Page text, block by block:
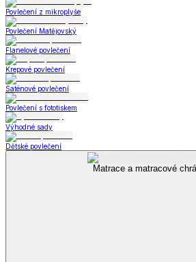
Povlečení z mikroplyše
Povlečení Matějovský
Flanelové povlečení
Krepové povlečení
Saténové povlečení
Povlečení s fototiskem
Výhodné sady
Dětské povlečení
Matrace a matracové